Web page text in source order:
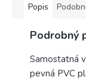
Popis
Podrobný
Samostatná
pevná PVC